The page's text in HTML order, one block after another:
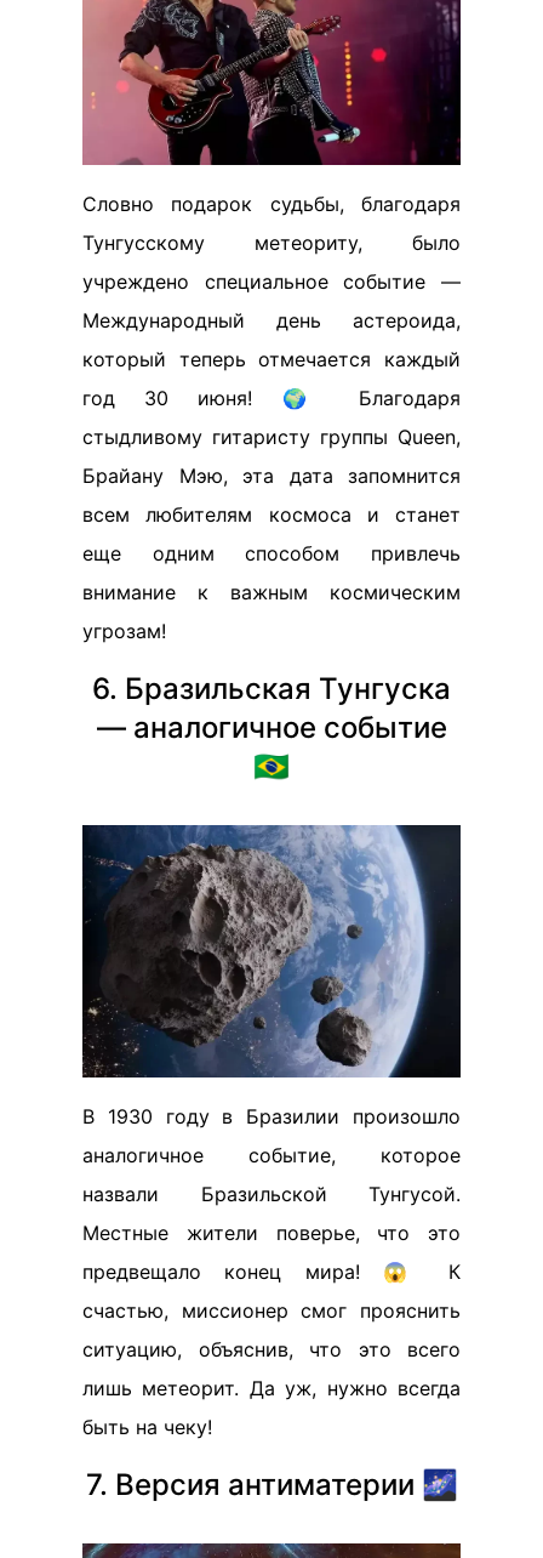
Словно подарок судьбы, благодаря
Тунгусскому метеориту, было
учреждено специальное событие —
Международный день астероида,
который теперь отмечается каждый
год 30 июня! 🌍 Благодаря
стыдливому гитаристу группы Queen,
Брайану Мэю, эта дата запомнится
всем любителям космоса и станет
еще одним способом привлечь
внимание к важным космическим
угрозам!
6. Бразильская Тунгуска
— аналогичное событие
🇧🇷
В 1930 году в Бразилии произошло
аналогичное событие, которое
назвали Бразильской Тунгусой.
Местные жители поверье, что это
предвещало конец мира! 😱 К
счастью, миссионер смог прояснить
ситуацию, объяснив, что это всего
лишь метеорит. Да уж, нужно всегда
быть на чеку!
7. Версия антиматерии 🌌